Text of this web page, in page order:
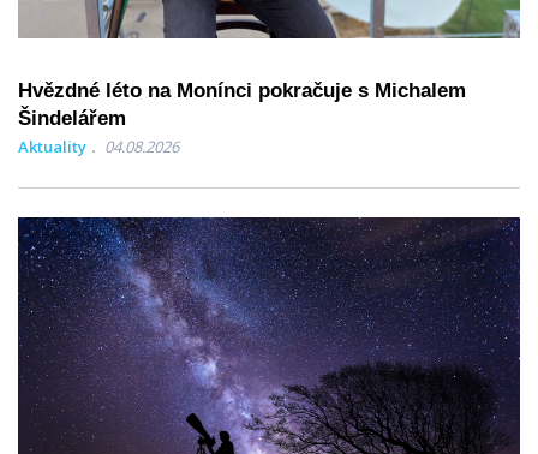
Hvězdné léto na Monínci pokračuje s Michalem
Šindelářem
Aktuality 04.08.2026